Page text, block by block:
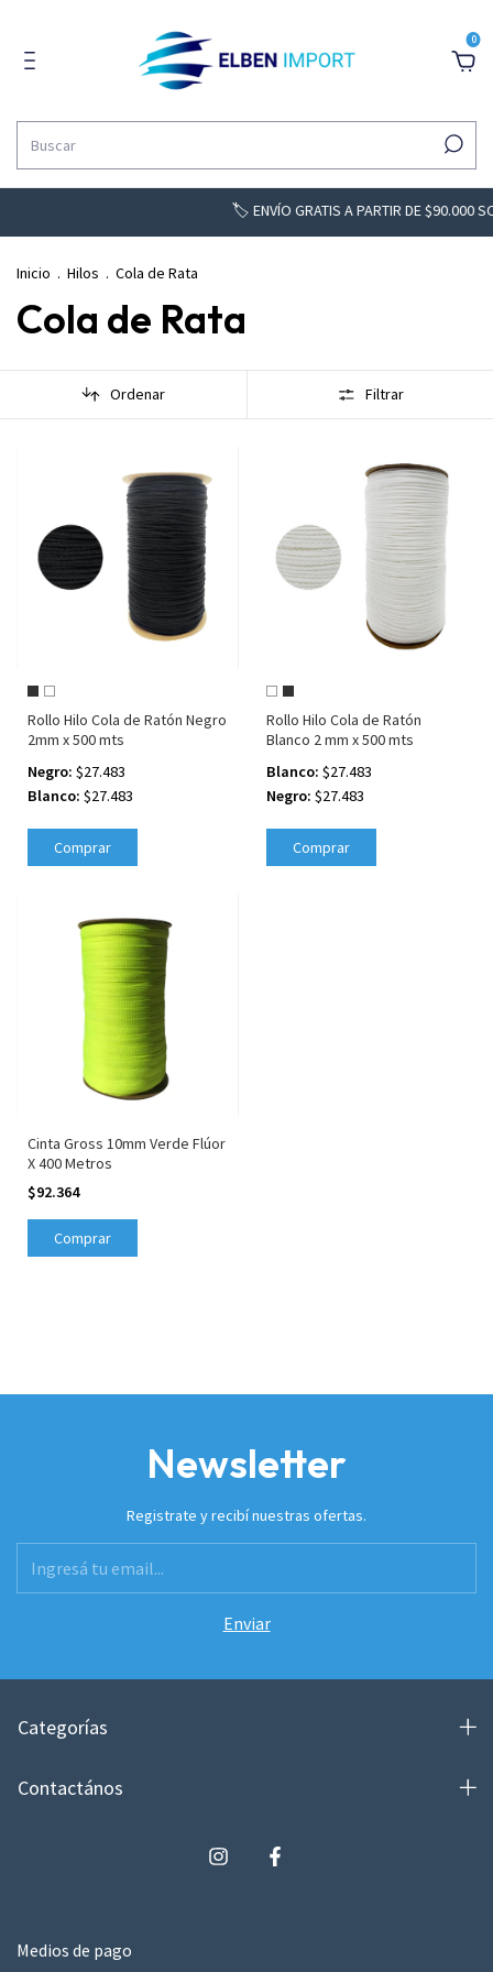
0
🏷️ ENVÍO GRATIS A PARTIR DE $90.000
Inicio . Hilos . Cola de Rata
Cola de Rata
Ordenar Filtrar
Rollo Hilo Cola de Ratón Negro
2mm x 500 mts
Negro: $27.483
Blanco: $27.483
Comprar
Rollo Hilo Cola de Ratón
Blanco 2 mm x 500 mts
Blanco: $27.483
Negro: $27.483
Comprar
Cinta Gross 10mm Verde Flúor
X 400 Metros
$92.364
Newsletter
Registrate y recibí nuestras ofertas.
Categorías
Contactános
Medios de pago